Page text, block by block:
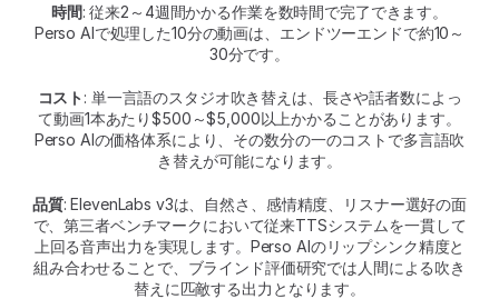
時間: 従来2～4週間かかる作業を数時間で完了できます。
Perso AIで処理した10分の動画は、エンドツーエンドで約10～
30分です。
コスト : 単一言語のスタジオ吹き替えは、長さや話者数によっ
て動画1本あたり$500～$5,000以上かかることがあります。
Perso AIの価格体系により、その数分の一のコストで多言語吹
き替えが可能になります。
品質: ElevenLabs v3は、自然さ、感情精度、リスナー選好の面
で、第三者ベンチマークにおいて従来TTSシステムを一貫して
上回る音声出力を実現します。Perso AIのリップシンク精度と
組み合わせることで、ブラインド評価研究では人間による吹き
替えに匹敵する出力となります。